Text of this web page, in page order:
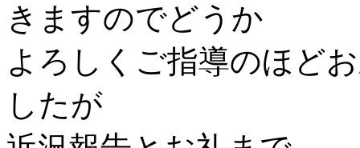
きますのでどうか
よろしくご指導のほど
したが